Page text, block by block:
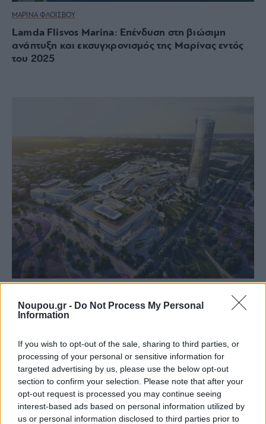
Noupou.gr - Do Not Process My Personal
Information
If you wish to opt-out of the sale, sharing to third parties, or
processing of your personal or sensitive information for
targeted advertising by us, please use the below opt-out
section to confirm your selection. Please note that after your
opt-out request is processed you may continue seeing
interest-based ads based on personal information utilized by
us or personal information disclosed to third parties prior to
ΜΑΡΙΝΑ ΦΛΟΙΣΒΟΥ
Lamda Flisvos Marina: Επένδυση στη βιώσιμη
ανάπτυξη και εκσυγχρονισμός της Μαρίνας εντός
του 2025
Lamda Development: Στα 31 εκατ. η τιμή πώλησης